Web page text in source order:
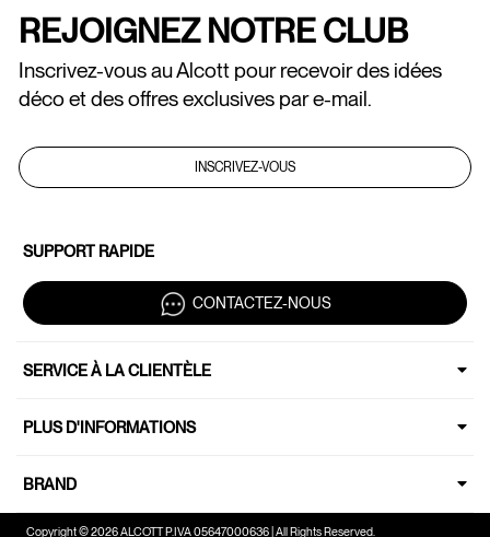
REJOIGNEZ NOTRE CLUB
Inscrivez-vous au Alcott pour recevoir des idées
déco et des offres exclusives par e-mail.
INSCRIVEZ-VOUS
SUPPORT RAPIDE
CONTACTEZ-NOUS
SERVICE À LA CLIENTÈLE
PLUS D'INFORMATIONS
BRAND
Copyright © 2026 ALCOTT P.IVA 05647000636 | All Rights Reserved.